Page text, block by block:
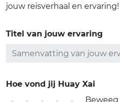
jouw reisverhaal en ervaring!
Titel van jouw ervaring
Hoe vond jij Huay Xai